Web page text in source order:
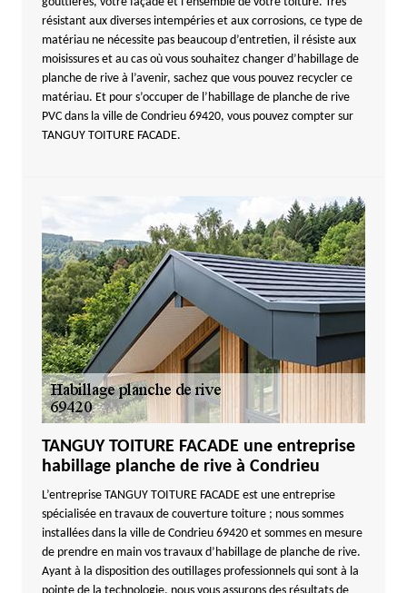
résistant aux diverses intempéries et aux corrosions, ce type de
matériau ne nécessite pas beaucoup d’entretien, il résiste aux
moisissures et au cas où vous souhaitez changer d’habillage de
planche de rive à l’avenir, sachez que vous pouvez recycler ce
matériau. Et pour s’occuper de l’habillage de planche de rive
PVC dans la ville de Condrieu 69420, vous pouvez compter sur
TANGUY TOITURE FACADE.
TANGUY TOITURE FACADE une entreprise
habillage planche de rive à Condrieu
L’entreprise TANGUY TOITURE FACADE est une entreprise
spécialisée en travaux de couverture toiture ; nous sommes
installées dans la ville de Condrieu 69420 et sommes en mesure
de prendre en main vos travaux d’habillage de planche de rive.
Ayant à la disposition des outillages professionnels qui sont à la